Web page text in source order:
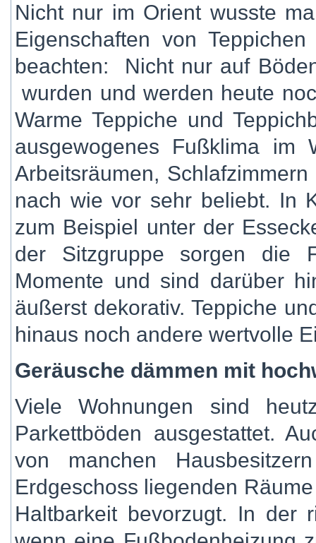
Nicht nur im Orient wusste
Eigenschaften von
beachten: Nicht nur auf
wurden und werden heute
Warme Teppiche und
ausgewogenes Fußklima im
Arbeitsräumen,
nach wie vor sehr beliebt. In
zum Beispiel unter der
der Sitzgruppe sorgen die
Momente und sind darüber
äußerst dekorativ. Teppiche
hinaus noch andere wertvolle
Geräusche dämmen mit
Viele Wohnungen sind
Parkettböden ausgestattet.
von manchen
Erdgeschoss liegenden
Haltbarkeit bevorzugt. In der